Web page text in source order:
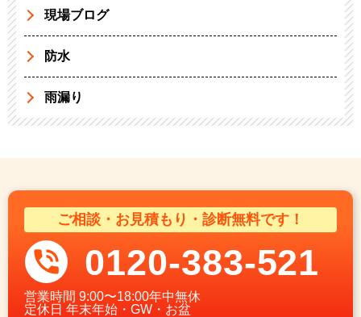
現場ブログ
防水
雨漏り
ご相談・お見積もり・診断無料です！
0120-383-521
営業時間 9:00〜18:00年中無休
定休日 年末年始・GW・お盆